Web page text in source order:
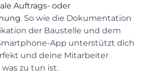
Auftrags- oder
. So wie die Dokumentation
der Baustelle und dem
App unterstützt dich
und deine Mitarbeiter
zu tun ist.